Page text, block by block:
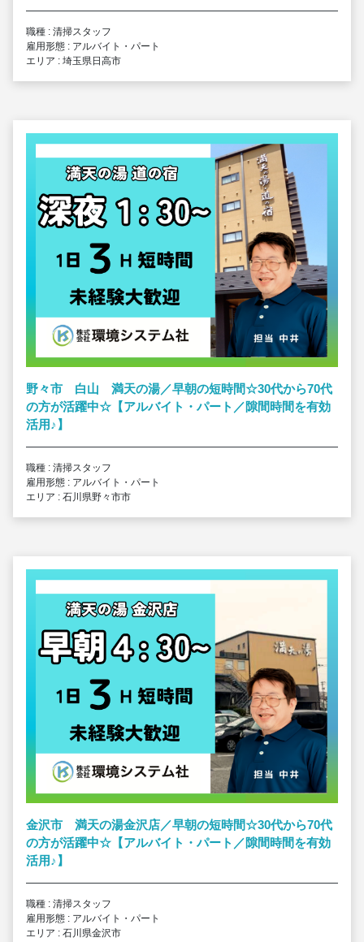
職種 : 清掃スタッフ
雇用形態 : アルバイト・パート
エリア : 埼玉県日高市
野々市 白山 満天の湯／早朝の短時間☆30代から70代
の方が活躍中☆【アルバイト・パート／隙間時間を有効
活用♪ 】
職種 : 清掃スタッフ
雇用形態 : アルバイト・パート
エリア : 石川県野々市市
金沢市 満天の湯金沢店／早朝の短時間☆30代から70代
の方が活躍中☆【アルバイト・パート／隙間時間を有効
活用♪ 】
職種 : 清掃スタッフ
雇用形態 : アルバイト・パート
エリア : 石川県金沢市